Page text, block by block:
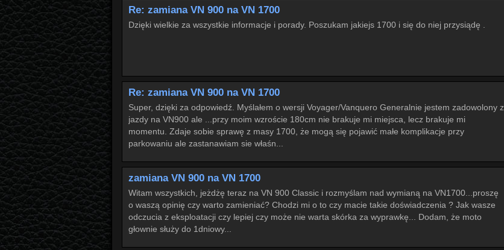
Re: zamiana VN 900 na VN 1700
Dzięki wielkie za wszystkie informacje i porady. Poszukam jakiejs 1700 i się do niej przysiądę .
Re: zamiana VN 900 na VN 1700
Super, dzięki za odpowiedź. Myślałem o wersji Voyager/Vanquero Generalnie jestem zadowolony z
jazdy na VN900 ale ...przy moim wzroście 180cm nie brakuje mi miejsca, lecz brakuje mi
momentu. Zdaje sobie sprawę z masy 1700, że mogą się pojawić małe komplikacje przy
parkowaniu ale zastanawiam sie właśn...
zamiana VN 900 na VN 1700
Witam wszystkich, jeżdżę teraz na VN 900 Classic i rozmyślam nad wymianą na VN1700...proszę
o waszą opinię czy warto zamieniać? Chodzi mi o to czy macie takie doświadczenia ? Jak wasze
odczucia z eksploatacji czy lepiej czy może nie warta skórka za wyprawkę... Dodam, że moto
głownie służy do 1dniowy...